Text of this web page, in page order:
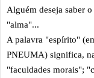
Alguém deseja saber
"alma"...
A palavra "espírito"
PNEUMA) significa,
"faculdades morais";